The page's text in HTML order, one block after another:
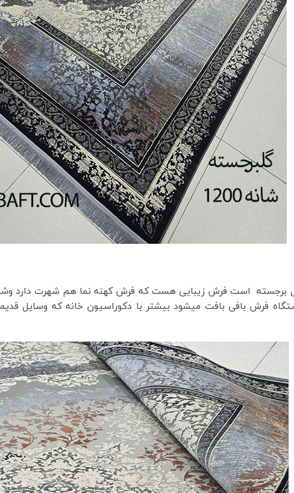
گل برجسته است فرش زیبایی هست که فرش کهنه نما هم شهرت دارد
فرش بافی بافت میشود بیشتر با دکوراسیون خانه که وسایل